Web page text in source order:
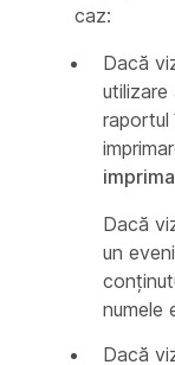
caz:
Dacă
utilizare
Dacă
un
numele
Dacă